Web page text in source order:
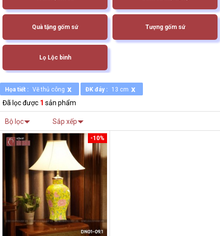
Quà tặng gốm sứ Tượng gốm sứ
Lọ Lộc bình
Họa tiết : Vẽ thủ công x ĐK đáy : 13 cm x
Đã lọc được 1 sản phẩm
Bộ lọc Sắp xếp
-10%